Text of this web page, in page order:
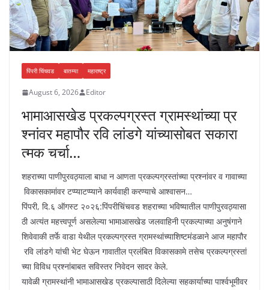
पिंपरी चिंचवड बातम्या महाराष्ट्र
August 6, 2026 Editor
भामाआसखेड प्रकल्पग्रस्त ग्रामस्थांच्या प्र
श्नांवर महापौर रवि लांडगे यांच्यासोबत सकारा
त्मक चर्चा…
शहराच्या पाणीपुरवठ्याला बाधा न आणता प्रकल्पग्रस्तांच्या प्रश्नांवर व गावाच्या
विकासकामांवर टप्प्याटप्प्याने कार्यवाही करण्याचे आश्वासन…
पिंपरी, दि.६ ऑगस्ट २०२६:पिंपरीचिंचवड शहराच्या भविष्यातील पाणीपुरवठ्यासा
ठी अत्यंत महत्त्वपूर्ण असलेल्या भामाआसखेड जलवाहिनी प्रकल्पाच्या अनुषंगाने
शिवेवाकी तर्फे वाडा येथील प्रकल्पग्रस्त ग्रामस्थांच्याशिष्टमंडळाने आज महापौर
रवि लांडगे यांची भेट घेऊन गावातील प्रलंबित विकासकामे तसेच प्रकल्पग्रस्तां
च्या विविध प्रश्नांबाबत सविस्तर निवेदन सादर केले.
यावेळी ग्रामस्थांनी भामाआसखेड प्रकल्पासाठी दिलेल्या सहकार्याच्या पार्श्वभूमीवर